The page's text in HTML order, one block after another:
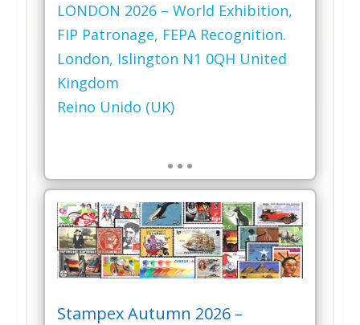
LONDON 2026 – World Exhibition,
FIP Patronage, FEPA Recognition.
London, Islington N1 0QH United
Kingdom
Reino Unido (UK)
…
Stampex Autumn 2026 –